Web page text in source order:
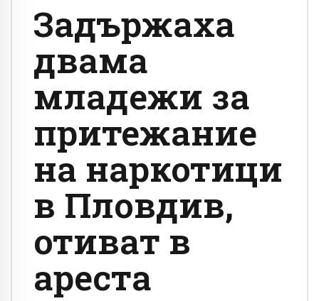
Задържаха
двама
младежи за
притежание
на наркотици
в Пловдив,
отиват в
ареста